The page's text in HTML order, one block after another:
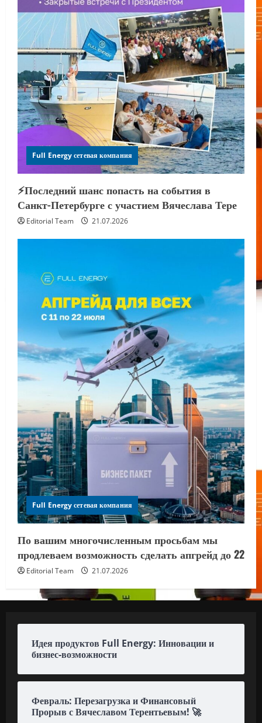
Full Energy сетевая компания
⚡️Последний шанс попасть на события в
Санкт-Петербурге с участием Вячеслава Тере
Editorial Team 21.07.2026
Full Energy сетевая компания
По вашим многочисленным просьбам мы
продлеваем возможность сделать апгрейд до 22
Editorial Team 21.07.2026
Идея продуктов Full Energy: Инновации и
бизнес-возможности
Февраль: Перезагрузка и Финансовый
Прорыв с Вячеславом Терентьевым! 🚀